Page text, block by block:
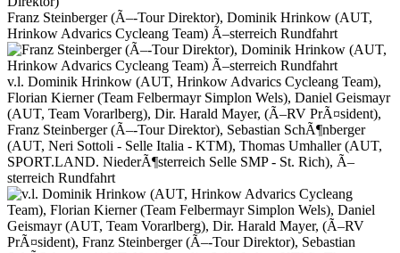
Franz Steinberger (Ã–-Tour Direktor), Dominik Hrinkow (AUT,
Hrinkow Advarics Cycleang Team) Ã–sterreich Rundfahrt
v.l. Dominik Hrinkow (AUT, Hrinkow Advarics Cycleang Team),
Florian Kierner (Team Felbermayr Simplon Wels), Daniel Geismayr
(AUT, Team Vorarlberg), Dir. Harald Mayer, (Ã–RV PrÃ¤sident),
Franz Steinberger (Ã–-Tour Direktor), Sebastian SchÃ¶nberger
(AUT, Neri Sottoli - Selle Italia - KTM), Thomas Umhaller (AUT,
SPORT.LAND. NiederÃ¶sterreich Selle SMP - St. Rich), Ã–
sterreich Rundfahrt